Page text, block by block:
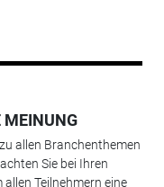
MEINUNG
allen Branchenthemen
Sie bei Ihren
Teilnehmern eine